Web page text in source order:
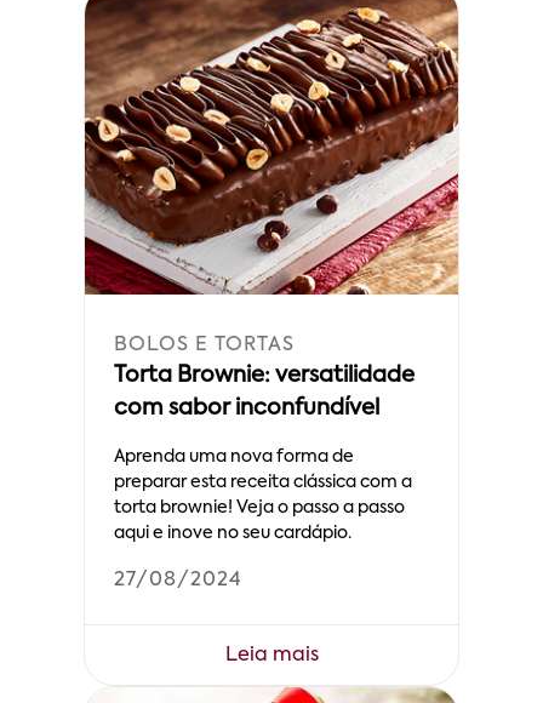
BOLOS E TORTAS
Torta Brownie: versatilidade
com sabor inconfundível
Aprenda uma nova forma de
preparar esta receita clássica com a
torta brownie! Veja o passo a passo
aqui e inove no seu cardápio.
27/08/2024
Leia mais